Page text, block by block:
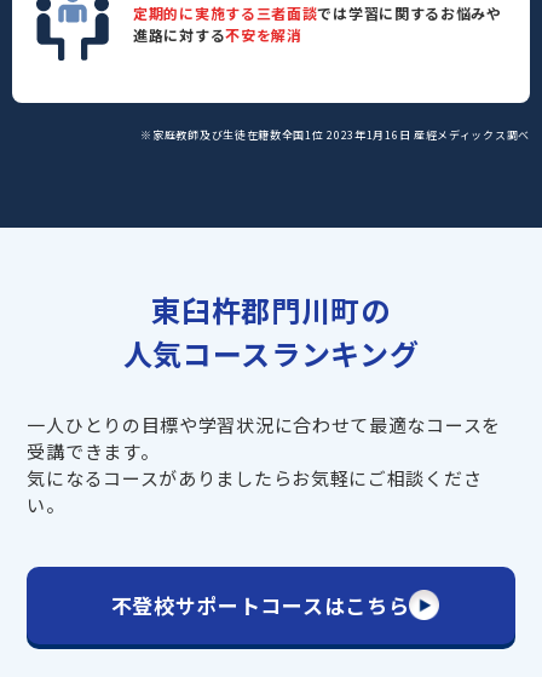
定期的に実施する三者面談では学習に関するお悩みや
進路に対する不安を解消
※家庭教師及び生徒在籍数全国1位 2023年1月16日 産經メディックス調べ
東臼杵郡門川町の
人気コースランキング
一人ひとりの目標や学習状況に合わせて最適なコースを
受講できます。
気になるコースがありましたらお気軽にご相談くださ
い。
不登校サポートコースはこちら